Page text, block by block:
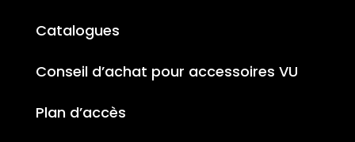
Catalogues
Conseil d’achat pour accessoires VU
Plan d’accès